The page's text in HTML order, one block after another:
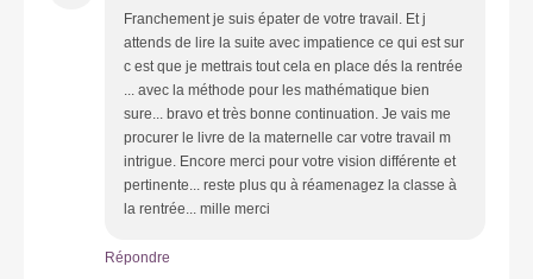
Franchement je suis épater de votre travail. Et j
attends de lire la suite avec impatience ce qui est sur
c est que je mettrais tout cela en place dés la rentrée
... avec la méthode pour les mathématique bien
sure... bravo et très bonne continuation. Je vais me
procurer le livre de la maternelle car votre travail m
intrigue. Encore merci pour votre vision différente et
pertinente... reste plus qu à réamenagez la classe à
la rentrée... mille merci
Répondre